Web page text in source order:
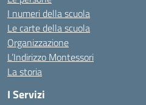
I numeri della scuola
Le carte della scuola
Organizzazione
L’Indirizzo Montessori
La storia
I Servizi